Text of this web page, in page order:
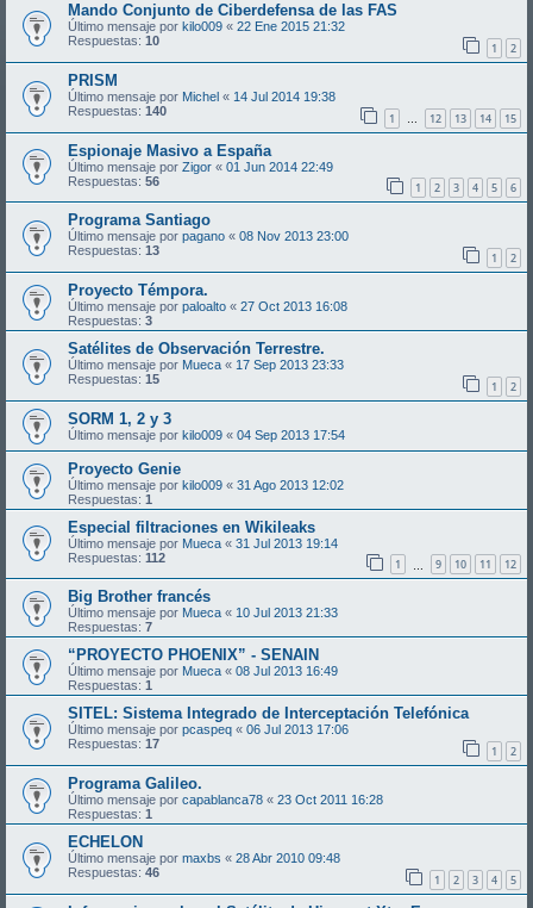
Mando Conjunto de Ciberdefensa de las FAS
Último mensaje por kilo009 « 22 Ene 2015 21:32
Respuestas: 10 1 2
PRISM
Último mensaje por Michel « 14 Jul 2014 19:38
Respuestas: 140 1 … 12 13 14 15
Espionaje Masivo a España
Último mensaje por Zigor « 01 Jun 2014 22:49
Respuestas: 56 1 2 3 4 5 6
Programa Santiago
Último mensaje por pagano « 08 Nov 2013 23:00
Respuestas: 13 1 2
Proyecto Témpora.
Último mensaje por paloalto « 27 Oct 2013 16:08
Respuestas: 3
Satélites de Observación Terrestre.
Último mensaje por Mueca « 17 Sep 2013 23:33
Respuestas: 15 1 2
SORM 1, 2 y 3
Último mensaje por kilo009 « 04 Sep 2013 17:54
Proyecto Genie
Último mensaje por kilo009 « 31 Ago 2013 12:02
Respuestas: 1
Especial filtraciones en Wikileaks
Último mensaje por Mueca « 31 Jul 2013 19:14
Respuestas: 112 1 9 10 11 12
Big Brother francés
Último mensaje por Mueca « 10 Jul 2013 21:33
Respuestas: 7
“PROYECTO PHOENIX” - SENAIN
Último mensaje por Mueca « 08 Jul 2013 16:49
Respuestas: 1
SITEL: Sistema Integrado de Interceptación Telefónica
Último mensaje por pcaspeq « 06 Jul 2013 17:06
Respuestas: 17 1 2
Programa Galileo.
Último mensaje por capablanca78 « 23 Oct 2011 16:28
Respuestas: 1
ECHELON
Último mensaje por maxbs « 28 Abr 2010 09:48
Respuestas: 46 1 2 3 4 5